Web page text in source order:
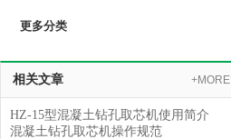
更多分类
相关文章 +MORE
HZ-15型混凝土钻孔取芯机使用简介
混凝土钻孔取芯机操作规范